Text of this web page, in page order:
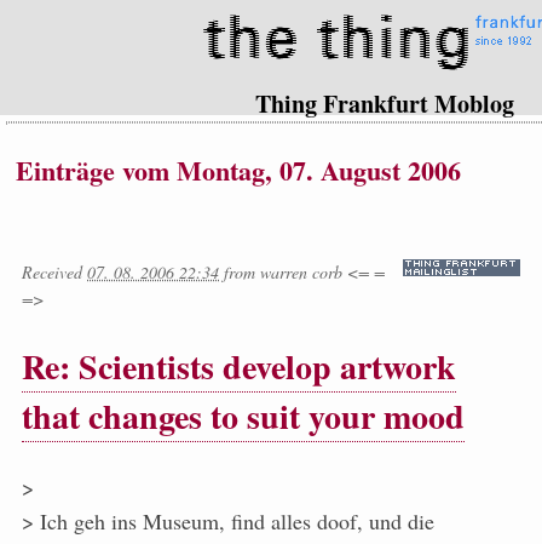
Thing Frankfurt Moblog
Einträge vom Montag, 07. August 2006
Received07. 08. 2006 22:34 from warren corb <= =
=>
Re: Scientists develop artwork
that changes to suit your mood
>
> Ich geh ins Museum, find alles doof, und die